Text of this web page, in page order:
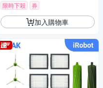
限時下殺
券
加入購物車